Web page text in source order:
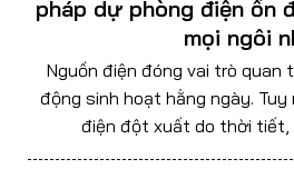
pháp dự phòng điện ổn
mọi ngôi
Nguồn điện đóng vai trò quan
động sinh hoạt hằng ngày.
điện đột xuất do thời tiết,